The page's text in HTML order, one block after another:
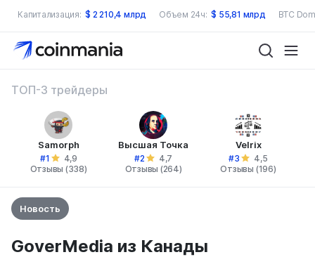
Капитализация: $ 2 210,4 млрд Объем 24ч: $ 55,81 млрд BTC
ТОП-3 трейдеры
Samorph
#1
4,9
Отзывы (338)
Высшая Точка
#2
4,7
Отзывы (264)
Velrix
#3
4,5
Отзывы (196)
Новость
GoverMedia из Канады